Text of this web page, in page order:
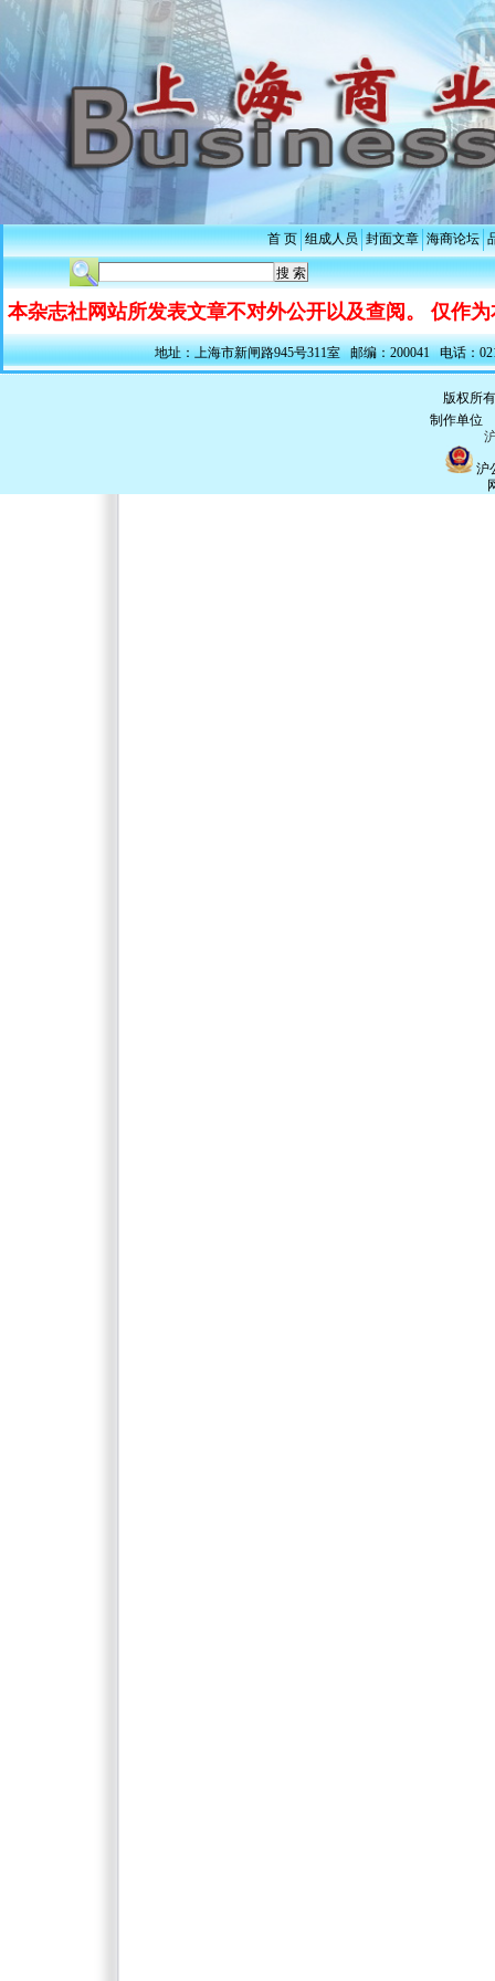
首 页 组成人员 封面文章 海商论坛
本杂志社网站所发表文章不对外公开以及查阅。 仅作
地址：上海市新闸路945号311室 邮编：200041 电话：
版权所
制作单位
沪